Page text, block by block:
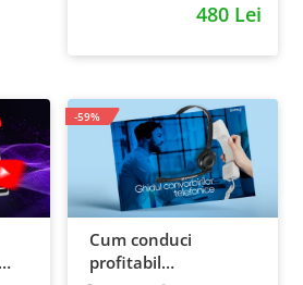
strategia de business
480 Lei
Cum conduci
profitabil
-59%